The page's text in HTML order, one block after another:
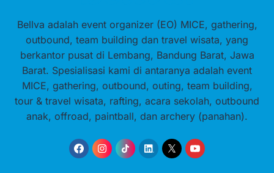
Bellva adalah event organizer (EO) MICE, gathering,
outbound, team building dan travel wisata, yang
berkantor pusat di Lembang, Bandung Barat, Jawa
Barat. Spesialisasi kami di antaranya adalah event
MICE, gathering, outbound, outing, team building,
tour & travel wisata, rafting, acara sekolah, outbound
anak, offroad, paintball, dan archery (panahan).